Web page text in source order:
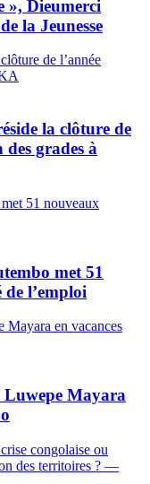
», Dieumerci
la Jeunesse
la clôture de
grades à
met 51
l’emploi
Mayara